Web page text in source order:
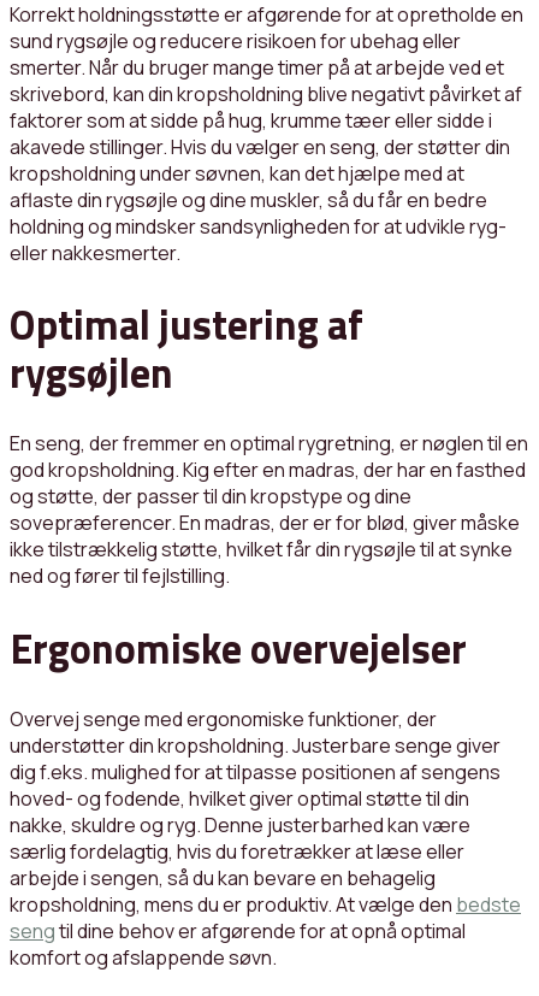
Korrekt holdningsstøtte er afgørende for at opretholde en
sund rygsøjle og reducere risikoen for ubehag eller
smerter. Når du bruger mange timer på at arbejde ved et
skrivebord, kan din kropsholdning blive negativt påvirket af
faktorer som at sidde på hug, krumme tæer eller sidde i
akavede stillinger. Hvis du vælger en seng, der støtter din
kropsholdning under søvnen, kan det hjælpe med at
aflaste din rygsøjle og dine muskler, så du får en bedre
holdning og mindsker sandsynligheden for at udvikle ryg-
eller nakkesmerter.
Optimal justering af
rygsøjlen
En seng, der fremmer en optimal rygretning, er nøglen til en
god kropsholdning. Kig efter en madras, der har en fasthed
og støtte, der passer til din kropstype og dine
sovepræferencer. En madras, der er for blød, giver måske
ikke tilstrækkelig støtte, hvilket får din rygsøjle til at synke
ned og fører til fejlstilling.
Ergonomiske overvejelser
Overvej senge med ergonomiske funktioner, der
understøtter din kropsholdning. Justerbare senge giver
dig f.eks. mulighed for at tilpasse positionen af sengens
hoved- og fodende, hvilket giver optimal støtte til din
nakke, skuldre og ryg. Denne justerbarhed kan være
særlig fordelagtig, hvis du foretrækker at læse eller
arbejde i sengen, så du kan bevare en behagelig
kropsholdning, mens du er produktiv. At vælge den bedste
sengtil dine behov er afgørende for at opnå optimal
komfort og afslappende søvn.